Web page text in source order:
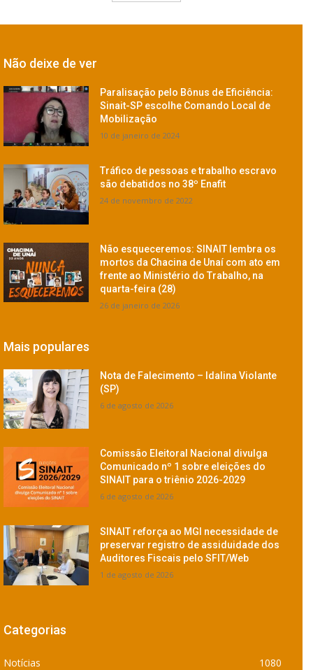
Não deixe de ver
Paralisação pelo Bônus de Eficiência:
Sinait-SP escolhe Comando Local de
Mobilização
10 de janeiro de 2024
Tráfico de pessoas e trabalho escravo
são debatidos no 38º Enafit
24 de novembro de 2022
Não esqueceremos: SINAIT lembra os
mortos da Chacina de Unaí com ato em
frente ao Ministério do Trabalho, na
quarta-feira (28)
26 de janeiro de 2026
Mais populares
Nota de Falecimento – Idalina Violante
(SP)
6 de agosto de 2026
Comissão Eleitoral Nacional divulga
Comunicado nº 1 sobre eleições do
SINAIT para o triênio 2026-2029
6 de agosto de 2026
SINAIT reforça ao MGI necessidade de
preservar registro de assiduidade dos
Auditores Fiscais pelo SFIT/Web
1 de agosto de 2026
Categorias
Notícias
1080